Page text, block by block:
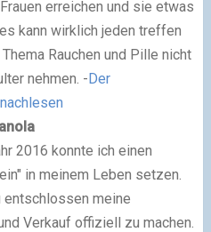
erreichen und sie etwas
kann wirklich jeden treffen
Rauchen und Pille nicht
nehmen. -Der
2016 konnte ich einen
in meinem Leben setzen.
entschlossen meine
Verkauf offiziell zu machen.